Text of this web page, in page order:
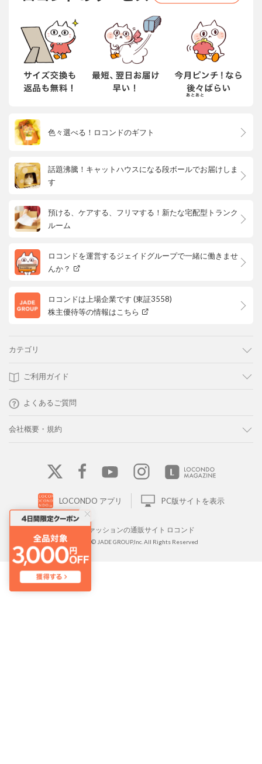
色々選べる！ロコンドのギフト
話題沸騰！キャットハウスになる段ボールでお届けしま
す
預ける、ケアする、フリマする！新たな宅配型トランク
ルーム
ロコンドを運営するジェイドグループで一緒に働きませ
んか？
ロコンドは上場企業です (東証3558)
株主優待等の情報はこちら
カテゴリ
ご利用ガイド
よくあるご質問
会社概要・規約
LOCONDO アプリ PC版サイトを表示
靴とファッションの通販サイト ロコンド
Copyright © JADE GROUP,Inc. All Rights Reserved